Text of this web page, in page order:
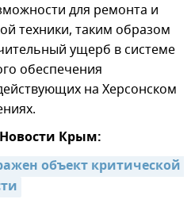
для ремонта и
техники, таким образом
ущерб в системе
обеспечения
на Херсонском
Крым:
объект критической